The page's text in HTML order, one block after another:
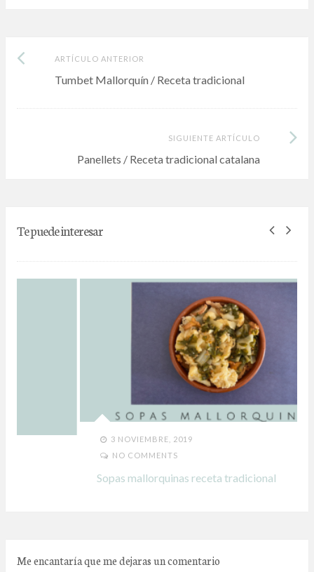
Post
navigation
ARTÍCULO ANTERIOR
anterior:
Tumbet Mallorquín / Receta tradicional
SIGUIENTE ARTÍCULO
Panellets / Receta tradicional catalana
Siguiente
Te puede interesar
3 NOVIEMBRE, 2019
NO COMMENTS
Sopas mallorquinas receta tradicional
Me encantaría que me dejaras un comentario